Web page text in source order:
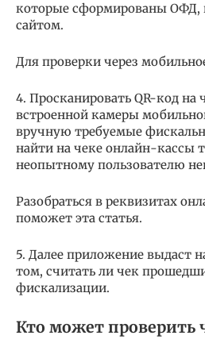
которые сформированы
сайтом.
Для проверки через
4. Просканировать QR-код
встроенной камеры
вручную требуемые
найти на чеке онлайн-кассы
неопытному пользователю
Разобраться в реквизитах
поможет эта статья.
5. Далее приложение выдаст
том, считать ли чек
фискализации.
Кто может проверить